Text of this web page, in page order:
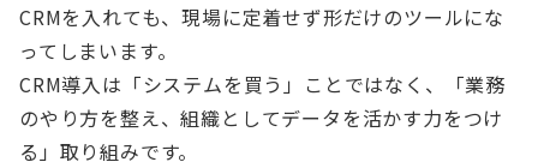
CRMを入れても、現場に定着せず形だけのツールにな
ってしまいます。
CRM導入は「システムを買う」ことではなく、「業務
のやり方を整え、組織としてデータを活かす力をつけ
る」取り組みです。